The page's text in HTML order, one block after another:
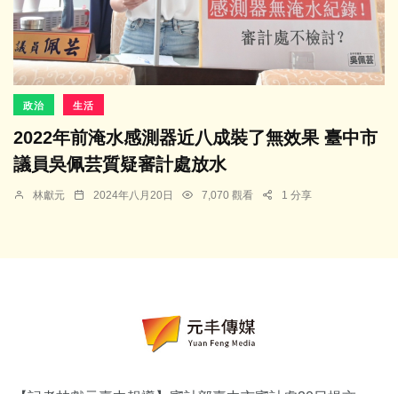
政治 生活
2022年前淹水感測器近八成裝了無效果 臺中市
議員吳佩芸質疑審計處放水
林獻元 2024年八月20日 7,070 觀看 1 分享